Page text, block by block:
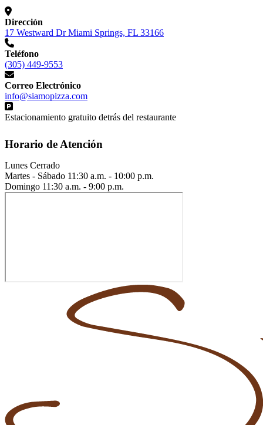
Dirección
17 Westward Dr Miami Springs, FL 33166
Teléfono
(305) 449-9553
Correo Electrónico
info@siamopizza.com
Estacionamiento gratuito detrás del restaurante
Horario de Atención
Lunes Cerrado
Martes - Sábado 11:30 a.m. - 10:00 p.m.
Domingo 11:30 a.m. - 9:00 p.m.